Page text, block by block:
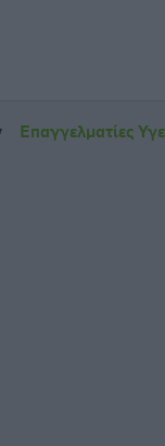
Επαγγελματίες